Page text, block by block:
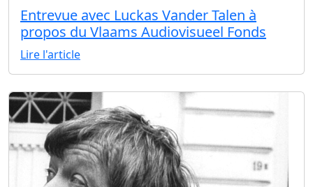
Entrevue avec Luckas Vander Talen à
propos du Vlaams Audiovisueel Fonds
Lire l'article